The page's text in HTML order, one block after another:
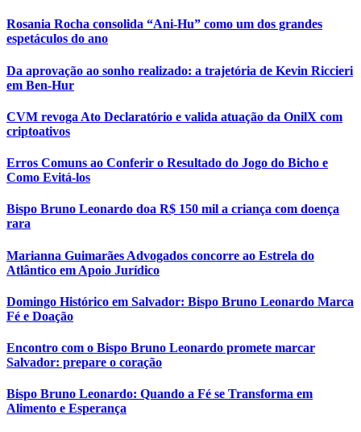
Rosania Rocha consolida “Ani-Hu” como um dos grandes
espetáculos do ano
Da aprovação ao sonho realizado: a trajetória de Kevin Riccieri
em Ben-Hur
CVM revoga Ato Declaratório e valida atuação da OnilX com
criptoativos
Erros Comuns ao Conferir o Resultado do Jogo do Bicho e
Como Evitá-los
Bispo Bruno Leonardo doa R$ 150 mil a criança com doença
rara
Marianna Guimarães Advogados concorre ao Estrela do
Atlântico em Apoio Jurídico
Domingo Histórico em Salvador: Bispo Bruno Leonardo Marca
Fé e Doação
Encontro com o Bispo Bruno Leonardo promete marcar
Salvador: prepare o coração
Bispo Bruno Leonardo: Quando a Fé se Transforma em
Alimento e Esperança